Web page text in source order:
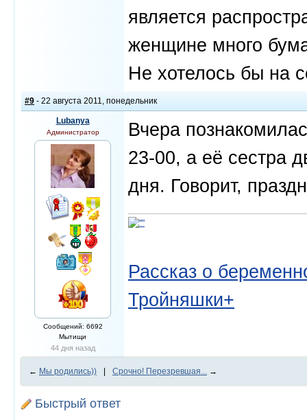
является
женщине много
Не хотелось бы на
#9 - 22 августа 2011, понедельник
Lubanya
Администратор
Сообщений: 6692
Мытищи
44 дня назад
Вчера
23-00, а её сестра
дня. Говорит,
Рассказ о
Тройняшки+
← Мы родились)) Срочно! Перезревшая... →
Быстрый ответ